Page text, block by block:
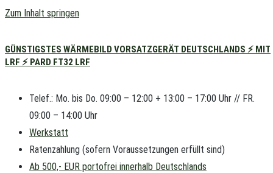
Zum Inhalt springen
GÜNSTIGSTES WÄRMEBILD VORSATZGERÄT DEUTSCHLANDS ⚡ MIT
LRF ⚡ PARD FT32 LRF
Telef.: Mo. bis Do. 09:00 – 12:00 + 13:00 – 17:00 Uhr // FR.
09:00 – 14:00 Uhr
Werkstatt
Ratenzahlung (sofern Voraussetzungen erfüllt sind)
Ab 500,- EUR portofrei innerhalb Deutschlands